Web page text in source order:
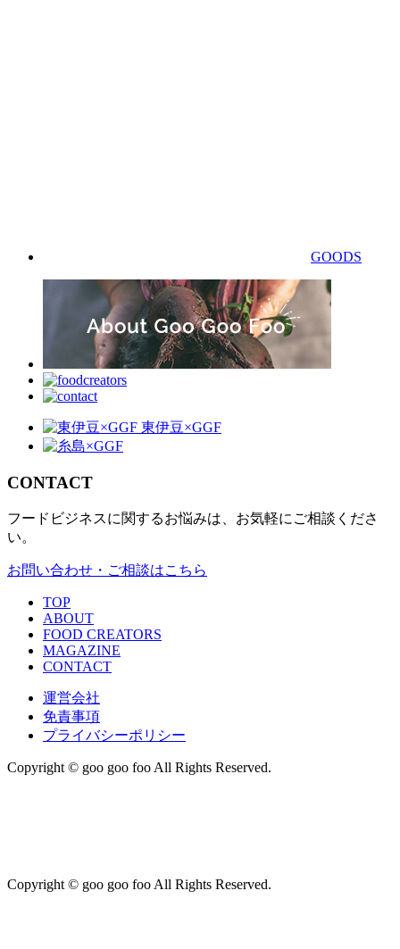
GOODS
CONTACT
フードビジネスに関するお悩みは、お気軽にご相談くださ
い。
お問い合わせ・ご相談はこちら
TOP
ABOUT
FOOD CREATORS
MAGAZINE
CONTACT
運営会社
免責事項
プライバシーポリシー
Copyright © goo goo foo All Rights Reserved.
Copyright © goo goo foo All Rights Reserved.